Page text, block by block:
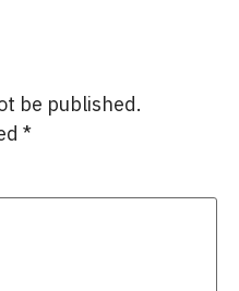
be published.
*